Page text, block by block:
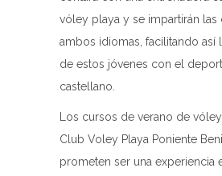
vóley playa y se impartirán las
ambos idiomas, facilitando así
de estos jóvenes con el
castellano.
Los cursos de verano de
Club Voley Playa Poniente
prometen ser una experiencia